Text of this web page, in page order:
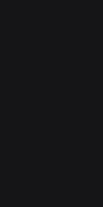
klachten in de
van ChiroMove
Belgische
in Chiropraxie en
locatie's over
osteopaat in de
in het
van een breed scala
behulp van
osteopaat in